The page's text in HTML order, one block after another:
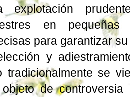
explotación
en
para garantizar
y
tradicionalmente se
de controversia